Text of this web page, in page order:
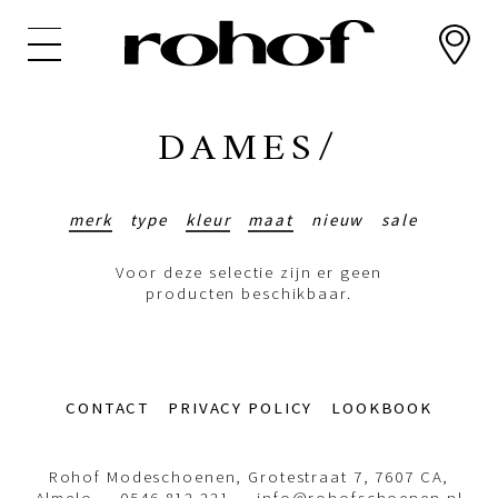
DAMES/
merk type kleur maat nieuw sale
Voor deze selectie zijn er geen
producten beschikbaar.
Footer-CONTACT PRIVACY POLICY LOOKBOOK
Rohof Modeschoenen, Grotestraat 7, 7607 CA,